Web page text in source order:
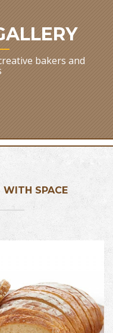
bakers and
WITH SPACE